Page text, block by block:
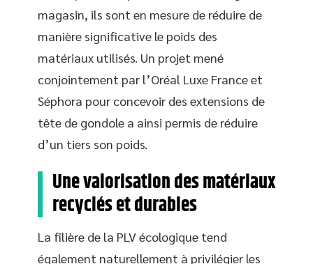
magasin, ils sont en mesure de réduire de
manière significative le poids des
matériaux utilisés. Un projet mené
conjointement par l’Oréal Luxe France et
Séphora pour concevoir des extensions de
tête de gondole a ainsi permis de réduire
d’un tiers son poids.
Une valorisation des matériaux
recyclés et durables
La filière de la PLV écologique tend
également naturellement à privilégier les